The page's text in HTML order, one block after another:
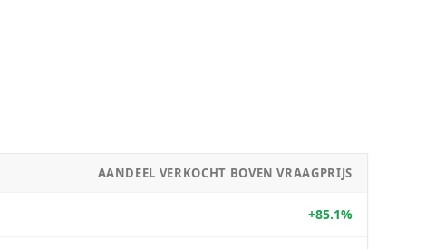
AANDEEL VERKOCHT BOVEN VRAAGPRIJS
+85.1%